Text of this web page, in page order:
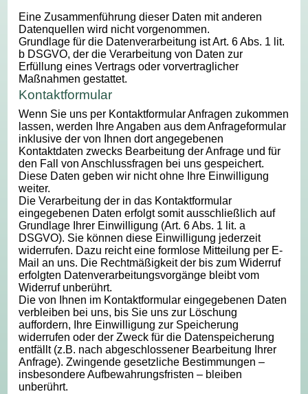
Eine Zusammenführung dieser Daten mit anderen
Datenquellen wird nicht vorgenommen.
Grundlage für die Datenverarbeitung ist Art. 6 Abs. 1 lit.
b DSGVO, der die Verarbeitung von Daten zur
Erfüllung eines Vertrags oder vorvertraglicher
Maßnahmen gestattet.
Kontaktformular
Wenn Sie uns per Kontaktformular Anfragen zukommen
lassen, werden Ihre Angaben aus dem Anfrageformular
inklusive der von Ihnen dort angegebenen
Kontaktdaten zwecks Bearbeitung der Anfrage und für
den Fall von Anschlussfragen bei uns gespeichert.
Diese Daten geben wir nicht ohne Ihre Einwilligung
weiter.
Die Verarbeitung der in das Kontaktformular
eingegebenen Daten erfolgt somit ausschließlich auf
Grundlage Ihrer Einwilligung (Art. 6 Abs. 1 lit. a
DSGVO). Sie können diese Einwilligung jederzeit
widerrufen. Dazu reicht eine formlose Mitteilung per E-
Mail an uns. Die Rechtmäßigkeit der bis zum Widerruf
erfolgten Datenverarbeitungsvorgänge bleibt vom
Widerruf unberührt.
Die von Ihnen im Kontaktformular eingegebenen Daten
verbleiben bei uns, bis Sie uns zur Löschung
auffordern, Ihre Einwilligung zur Speicherung
widerrufen oder der Zweck für die Datenspeicherung
entfällt (z.B. nach abgeschlossener Bearbeitung Ihrer
Anfrage). Zwingende gesetzliche Bestimmungen –
insbesondere Aufbewahrungsfristen – bleiben
unberührt.